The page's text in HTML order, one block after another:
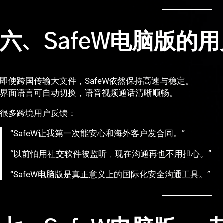
六、SafeW电脑版的
即使跨国传输大文件，SafeW依然保持高速与稳定。
界面语言可自动切换，语音视频通话清晰顺畅。
很多跨境用户反馈：
“SafeW让我第一次能安心和海外客户发合同。”
“以前怕用社交软件被监听，现在沟通再也不用担心。”
“SafeW电脑版是真正意义上的国际化安全沟通工具。”